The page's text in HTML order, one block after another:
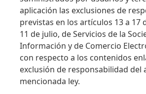
aplicación las exclusiones de
previstas en los artículos 13 a 17
11 de julio, de Servicios de la
Información y de Comercio
con respecto a los contenidos
exclusión de responsabilidad del
mencionada ley.